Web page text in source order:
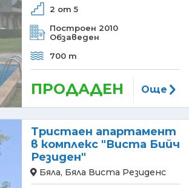
2 от 5
Построен 2010
Обзаведен
700 m
ПРОДАДЕН Още
Тристаен апартамент
в комплекс "Виста Бийч
Резиден"
Бяла, Бяла Виста Резиденс